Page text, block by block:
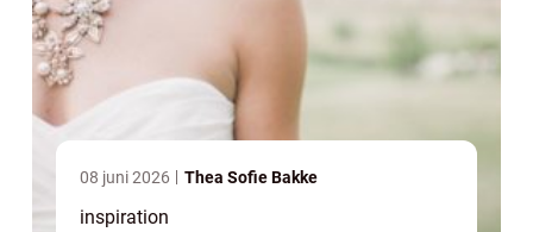
08 juni 2026 Thea Sofie Bakke
inspiration